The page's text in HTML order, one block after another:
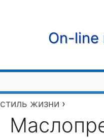
On-line
стиль жизни ›